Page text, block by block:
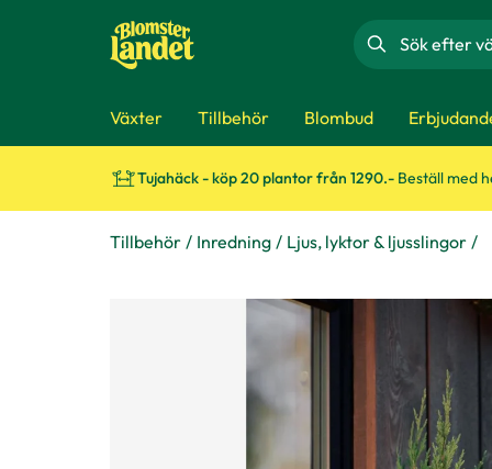
Sök
Växter Tillbehör Blombud
Tujahäck - köp 20 plantor från 1290.- Beställ med
Tillbehör Inredning Ljus, lyktor & ljusslingor